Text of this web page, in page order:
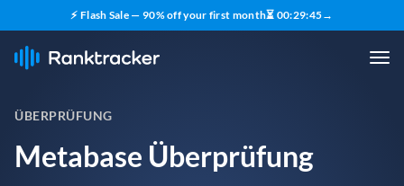
⚡ Flash Sale — 90% off your first month⏳ 00:29:44→
ÜBERPRÜFUNG
Metabase Überprüfung